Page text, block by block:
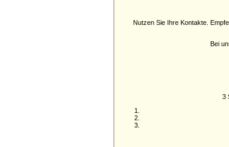
Nutzen Sie Ihre Kontakte.
Bei
3